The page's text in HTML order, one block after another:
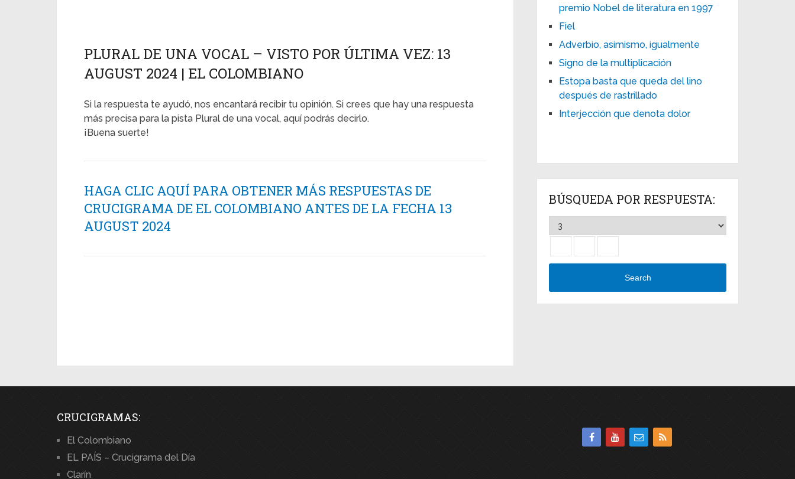
PLURAL DE UNA VOCAL – VISTO POR ÚLTIMA VEZ: 13
AUGUST 2024 | EL COLOMBIANO
Si la respuesta te ayudó, nos encantará recibir tu opinión. Si crees que hay una respuesta
más precisa para la pista Plural de una vocal, aquí podrás decirlo.
¡Buena suerte!
HAGA CLIC AQUÍ PARA OBTENER MÁS RESPUESTAS DE
CRUCIGRAMA DE EL COLOMBIANO ANTES DE LA FECHA 13
AUGUST 2024
premio Nobel de literatura en 1997
Fiel
Adverbio, asimismo, igualmente
Signo de la multiplicación
Estopa basta que queda del lino
después de rastrillado
Interjección que denota dolor
BÚSQUEDA POR RESPUESTA:
Search
CRUCIGRAMAS:
El Colombiano
EL PAÍS – Crucigrama del Día
Clarín